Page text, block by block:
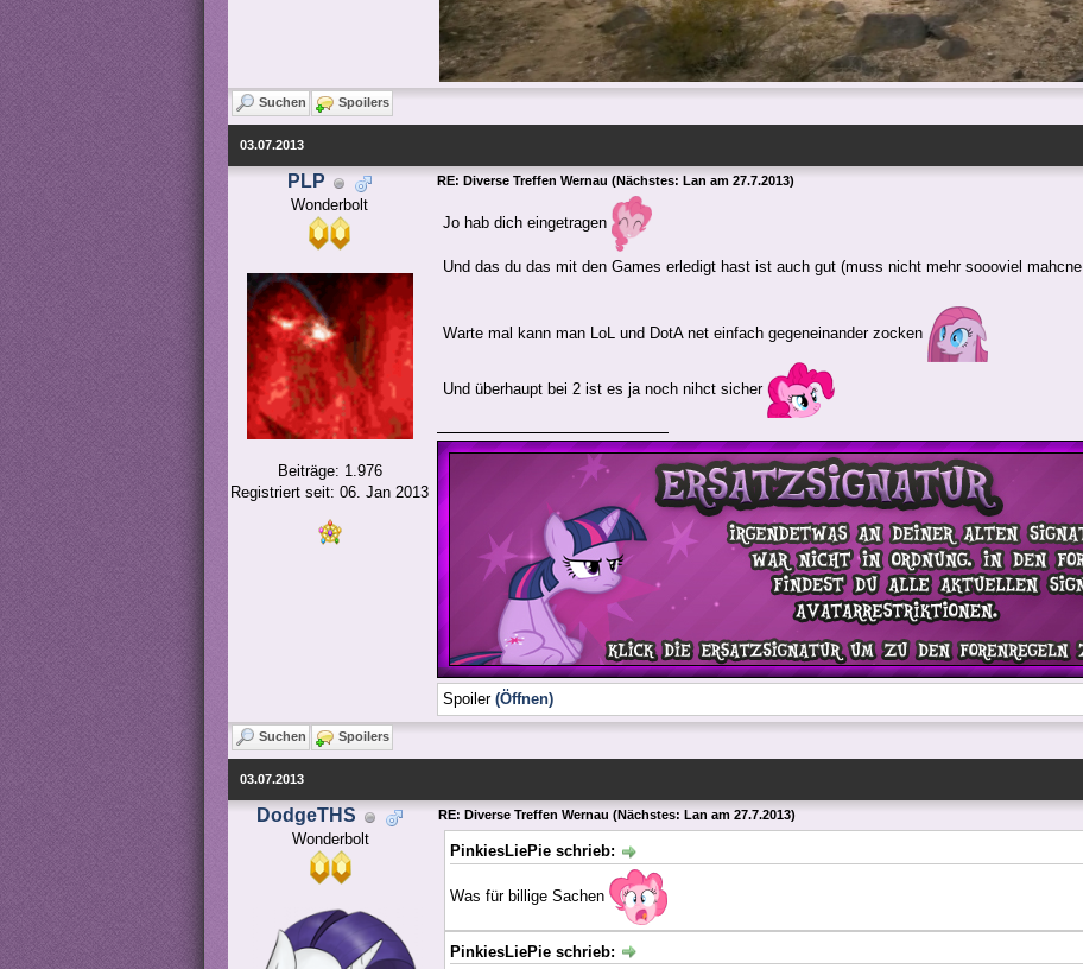
Suchen Spoilers
03.07.2013
PLP
Wonderbolt
Beiträge: 1.976
Registriert seit: 06. Jan 2013
RE: Diverse Treffen Wernau (Nächstes: Lan am 27.7.2013)
Jo hab dich eingetragen
Und das du das mit den Games erledigt hast ist auch gut (muss nicht mehr soooviel mahcne
Warte mal kann man LoL und DotA net einfach gegeneinander zocken
Und überhaupt bei 2 ist es ja noch nihct sicher
Spoiler (Öffnen)
Suchen Spoilers
03.07.2013
DodgeTHS
Wonderbolt
RE: Diverse Treffen Wernau (Nächstes: Lan am 27.7.2013)
PinkiesLiePie schrieb:
Was für billige Sachen
PinkiesLiePie schrieb: